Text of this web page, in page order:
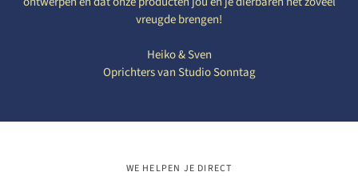
vreugde brengen!
Heiko & Sven
Oprichters van Studio Sonntag
WE HELPEN JE DIRECT